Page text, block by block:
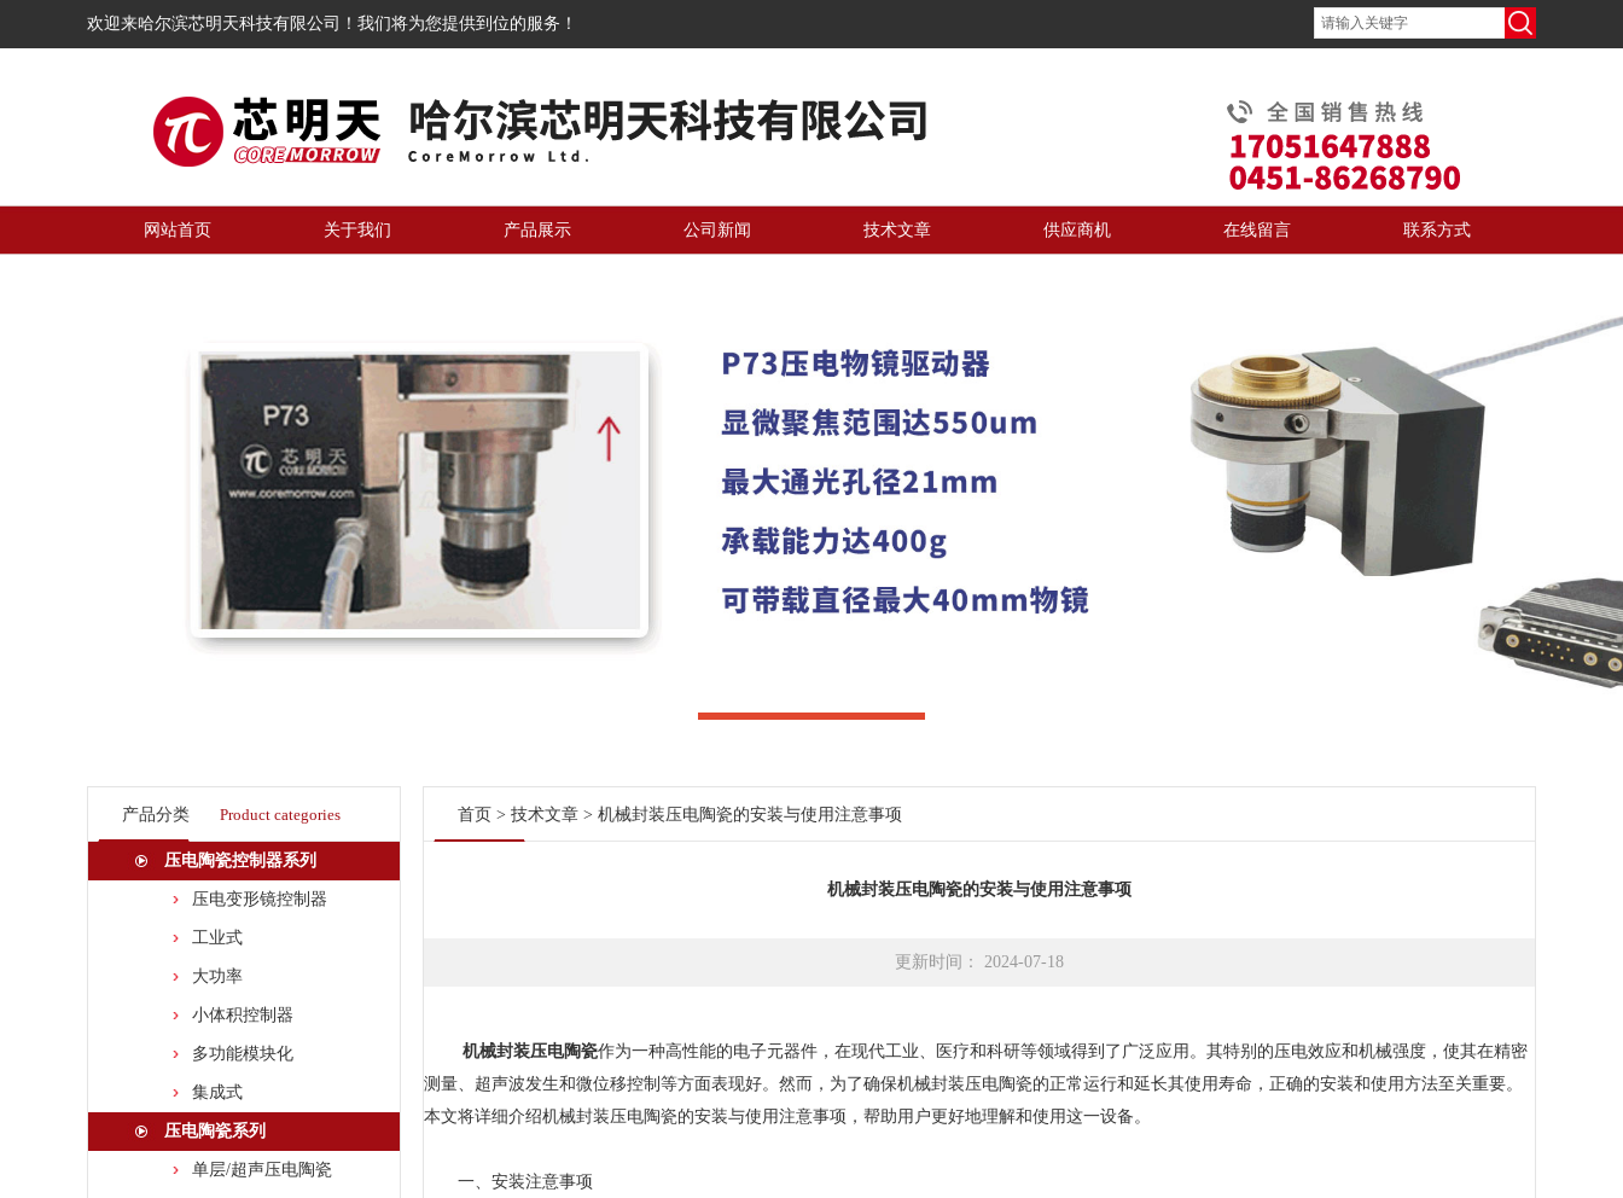
欢迎来哈尔滨芯明天科技有限公司！我们将为您提供到位的服务！
网站首页 关于我们 产品展示 公司新闻 技术文章 供应商机 在线留言 联系方式
产品分类 Product categories
压电陶瓷控制器系列
压电变形镜控制器
工业式
大功率
小体积控制器
多功能模块化
集成式
压电陶瓷系列
单层/超声压电陶瓷
首页 > 技术文章 > 机械封装压电陶瓷的安装与使用注意事项
机械封装压电陶瓷的安装与使用注意事项
更新时间： 2024-07-18
机械封装压电陶瓷作为一种高性能的电子元器件，在现代工业、医疗和科研等领域得到了广泛应用。其特别的压电效应和机械强度，使其在精密
测量、超声波发生和微位移控制等方面表现好。然而，为了确保机械封装压电陶瓷的正常运行和延长其使用寿命，正确的安装和使用方法至关重要。
本文将详细介绍机械封装压电陶瓷的安装与使用注意事项，帮助用户更好地理解和使用这一设备。
一、安装注意事项